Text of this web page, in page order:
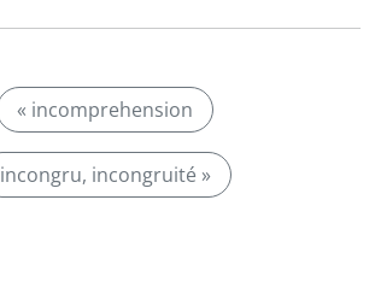
« incomprehension
incongru, incongruité »